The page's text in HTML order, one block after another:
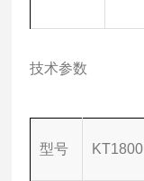
技术参数
型号 KT1800